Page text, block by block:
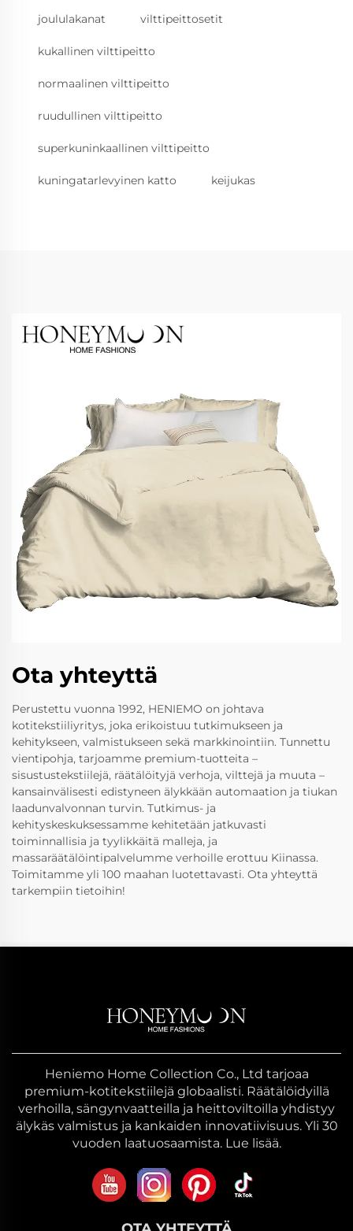
joululakanat vilttipeittosetit
kukallinen vilttipeitto
normaalinen vilttipeitto
ruudullinen vilttipeitto
superkuninkaallinen vilttipeitto
kuningatarlevyinen katto keijukas
Ota yhteyttä
Perustettu vuonna 1992, HENIEMO on johtava
kotitekstiiliyritys, joka erikoistuu tutkimukseen ja
kehitykseen, valmistukseen sekä markkinointiin. Tunnettu
vientipohja, tarjoamme premium-tuotteita –
sisustustekstiilejä, räätälöityjä verhoja, vilttejä ja muuta –
kansainvälisesti edistyneen älykkään automaation ja tiukan
laadunvalvonnan turvin. Tutkimus- ja
kehityskeskuksessamme kehitetään jatkuvasti
toiminnallisia ja tyylikkäitä malleja, ja
massaräätälöintipalvelumme verhoille erottuu Kiinassa.
Toimitamme yli 100 maahan luotettavasti. Ota yhteyttä
tarkempiin tietoihin!
Heniemo Home Collection Co., Ltd tarjoaa
premium-kotitekstiilejä globaalisti. Räätälöidyillä
verhoilla, sängynvaatteilla ja heittoviltoilla yhdistyy
älykäs valmistus ja kankaiden innovatiivisuus. Yli 30
vuoden laatuosaamista. Lue lisää.